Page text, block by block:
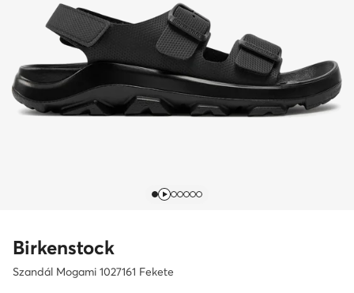
Birkenstock
Szandál Mogami 1027161 Fekete